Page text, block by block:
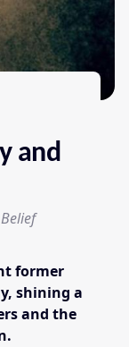
and
former
shining a
and the